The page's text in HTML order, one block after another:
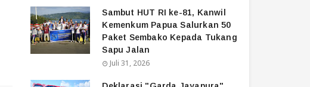
Sambut HUT RI ke-81, Kanwil
Kemenkum Papua Salurkan 50
Paket Sembako Kepada Tukang
Sapu Jalan
Juli 31, 2026